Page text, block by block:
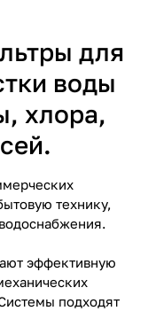
для
воды
хлора,
технику,
эффективную
подходят